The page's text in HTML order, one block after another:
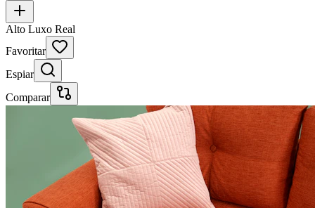
Alto Luxo Real
Favoritar
Espiar
Comparar